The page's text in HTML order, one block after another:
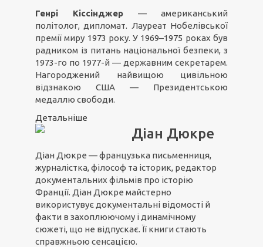
Генрі Кіссінджер — американський
політолог, дипломат. Лауреат Нобелівської
премії миру 1973 року. У 1969–1975 роках був
радником із питань національної безпеки, з
1973-го по 1977-й — державним секретарем.
Нагороджений найвищою цивільною
відзнакою США — Президентською
медаллю свободи.
Детальніше
Діан Дюкре
Діан Дюкре — французька письменниця,
журналістка, філософ та історик, редактор
документальних фільмів про історію
Франції. Діан Дюкре майстерно
використувує документальні відомості й
факти в захоплюючому і динамічному
сюжеті, що не відпускає. Її книги стають
справжньою сенсацією.